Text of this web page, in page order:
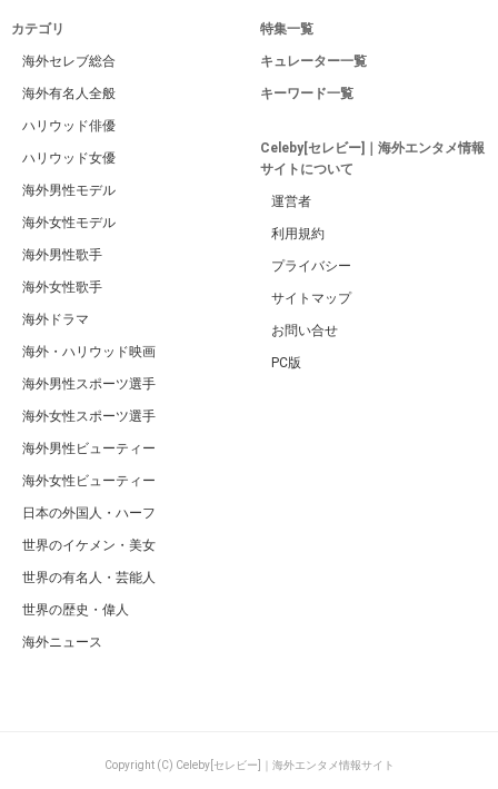
カテゴリ
海外セレブ総合
海外有名人全般
ハリウッド俳優
ハリウッド女優
海外男性モデル
海外女性モデル
海外男性歌手
海外女性歌手
海外ドラマ
海外・ハリウッド映画
海外男性スポーツ選手
海外女性スポーツ選手
海外男性ビューティー
海外女性ビューティー
日本の外国人・ハーフ
世界のイケメン・美女
世界の有名人・芸能人
世界の歴史・偉人
海外ニュース
特集一覧
キュレーター一覧
キーワード一覧
Celeby[セレビー]｜海外エンタメ情報
サイトについて
運営者
利用規約
プライバシー
サイトマップ
お問い合せ
PC版
Copyright (C) Celeby[セレビー]｜海外エンタメ情報サイト